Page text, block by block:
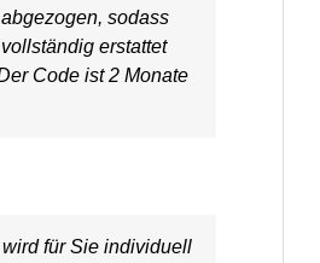
sodass
erstattet
Code ist 2 Monate
für Sie individuell